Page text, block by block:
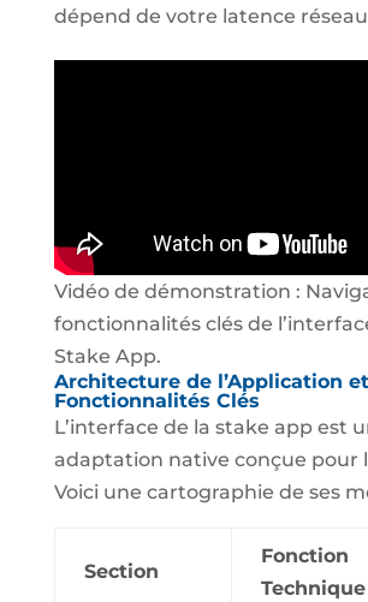
dépend de votre latence
Vidéo de démonstration :
fonctionnalités clés de
Stake App.
Architecture de l’Application et
Fonctionnalités Clés
L’interface de la stake app est
adaptation native conçue pour
Voici une cartographie de ses
Section
Fonction
Technique